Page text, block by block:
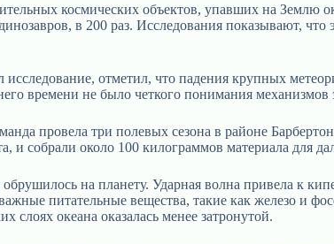
космических объектов, упавших на Землю
в 200 раз. Исследования показывают,
исследование, отметил, что падения крупных
времени не было четкого понимания механизмов
провела три полевых сезона в районе
собрали около 100 килограммов материала для
на планету. Ударная волна привела к
питательные вещества, такие как железо и
слоях океана оказалась менее затронутой.